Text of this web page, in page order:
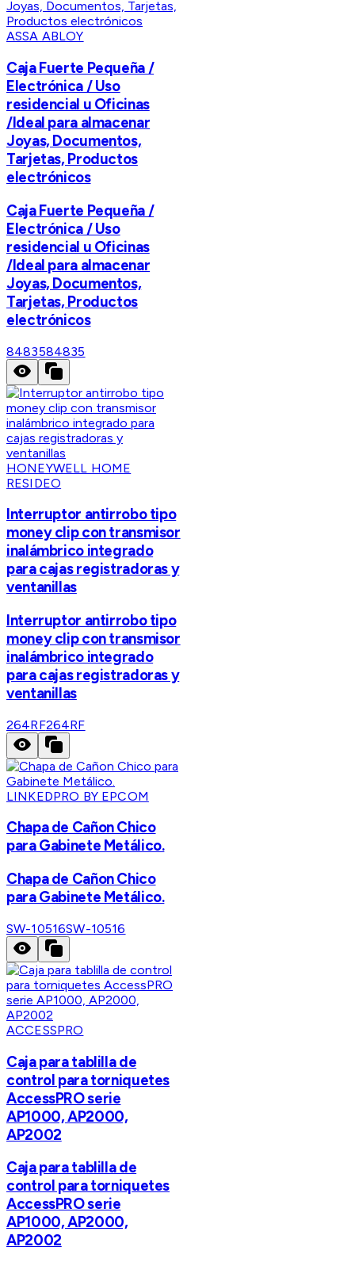
ASSA ABLOY
Caja Fuerte Pequeña /
Electrónica / Uso
residencial u Oficinas
/Ideal para almacenar
Joyas, Documentos,
Tarjetas, Productos
electrónicos
Caja Fuerte Pequeña /
Electrónica / Uso
residencial u Oficinas
/Ideal para almacenar
Joyas, Documentos,
Tarjetas, Productos
electrónicos
8483584835
HONEYWELL HOME
RESIDEO
Interruptor antirrobo tipo
money clip con transmisor
inalámbrico integrado
para cajas registradoras y
ventanillas
Interruptor antirrobo tipo
money clip con transmisor
inalámbrico integrado
para cajas registradoras y
ventanillas
264RF264RF
LINKEDPRO BY EPCOM
Chapa de Cañon Chico
para Gabinete Metálico.
Chapa de Cañon Chico
para Gabinete Metálico.
SW-10516SW-10516
ACCESSPRO
Caja para tablilla de
control para torniquetes
AccessPRO serie
AP1000, AP2000,
AP2002
Caja para tablilla de
control para torniquetes
AccessPRO serie
AP1000, AP2000,
AP2002